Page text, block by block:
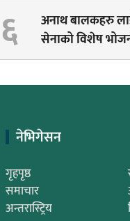
६
अनाथ बालकहरु
सेनाको विशेष
नेभिगेसन
गृहपृष्ठ
समाचार
अन्तरास्ट्रिय